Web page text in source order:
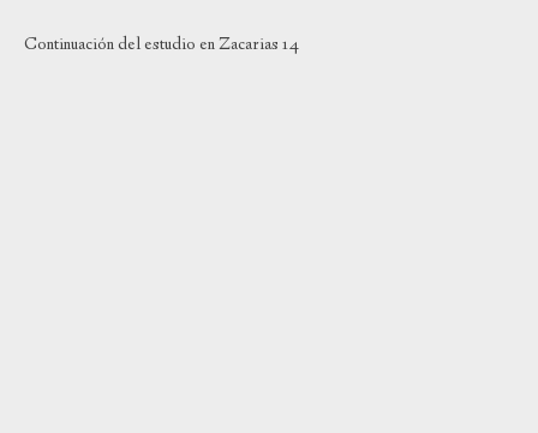
Continuación del estudio en Zacarias 14